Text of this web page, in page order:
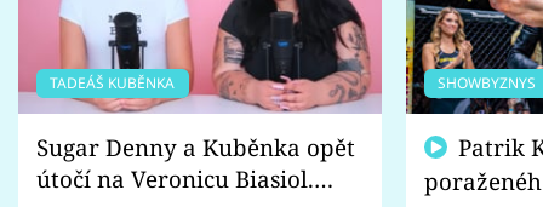
TADEÁŠ KUBĚNKA
Sugar Denny a Kuběnka opět
útočí na Veronicu Biasiol.
SHOWBYZNYS